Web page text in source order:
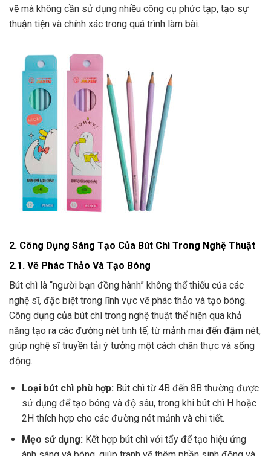
vẽ mà không cần sử dụng nhiều công cụ phức tạp, tạo sự
thuận tiện và chính xác trong quá trình làm bài.
2. Công Dụng Sáng Tạo Của Bút Chì Trong Nghệ Thuật
2.1. Vẽ Phác Thảo Và Tạo Bóng
Bút chì là “người bạn đồng hành” không thể thiếu của các
nghệ sĩ, đặc biệt trong lĩnh vực vẽ phác thảo và tạo bóng.
Công dụng của bút chì trong nghệ thuật thể hiện qua khả
năng tạo ra các đường nét tinh tế, từ mảnh mai đến đậm nét,
giúp nghệ sĩ truyền tải ý tưởng một cách chân thực và sống
động.
Loại bút chì phù hợp:Bút chì từ 4B đến 8B thường được
sử dụng để tạo bóng và độ sâu, trong khi bút chì H hoặc
2H thích hợp cho các đường nét mảnh và chi tiết.
Mẹo sử dụng:Kết hợp bút chì với tẩy để tạo hiệu ứng